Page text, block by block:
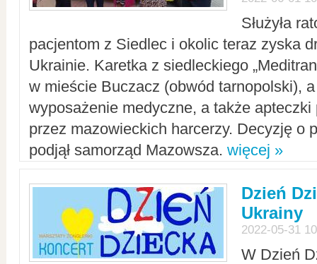
Służyła
pacjentom z Siedlec i okolic teraz zyska
Ukrainie. Karetka z siedleckiego
w mieście Buczacz (obwód tarnopolski),
wyposażenie medyczne, a także apteczki
przez mazowieckich harcerzy. Decyzję o
podjął samorząd Mazowsza. więcej »
Dzień
Ukrainy
2022-05-31
W Dzień